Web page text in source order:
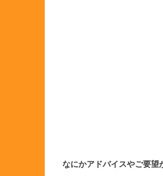
なにかアドバイスやご要望